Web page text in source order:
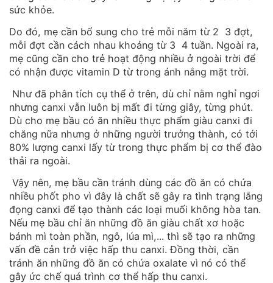
sức khỏe.
Do đó, mẹ cần bổ sung cho trẻ mỗi năm từ 2 3 đợt,
mỗi đợt cần cách nhau khoảng từ 3 4 tuần. Ngoài ra,
mẹ cũng cần cho trẻ hoạt động nhiều ở ngoài trời để
có nhận được vitamin D từ trong ánh nắng mặt trời.
Như đã phân tích cụ thể ở trên, dù chỉ nằm nghỉ ngơi
nhưng canxi vẫn luôn bị mất đi từng giây, từng phút.
Dù cho mẹ bầu có ăn nhiều thực phẩm giàu canxi đi
chăng nữa nhưng ở những người trưởng thành, có tới
80% lượng canxi lấy từ trong thực phẩm bị cơ thể đào
thải ra ngoài.
Vậy nên, mẹ bầu cần tránh dùng các đồ ăn có chứa
nhiều phốt pho vì đây là chất sẽ gây ra tình trạng lắng
đọng canxi để tạo thành các loại muối không hòa tan.
Nếu mẹ bầu chỉ ăn những đồ ăn giàu chất xơ hoặc
bánh mì toàn phần, ngô, lúa mì,... thì sẽ tạo ra những
vấn đề cản trở việc hấp thu canxi. Đồng thời, cần
tránh ăn những đồ ăn có chứa oxalate vì nó có thể
gây ức chế quá trình cơ thể hấp thu canxi.